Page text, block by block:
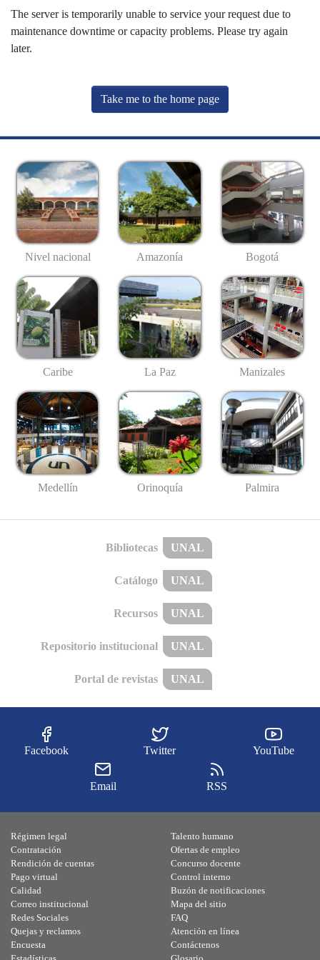
The server is temporarily unable to service your request due to
maintenance downtime or capacity problems. Please try again
later.
Take me to the home page
Nivel nacional Amazonía Bogotá
Caribe La Paz Manizales
Medellín Orinoquía Palmira
Bibliotecas UNAL
Catálogo UNAL
Recursos UNAL
Repositorio institucional UNAL
Portal de revistas UNAL
Facebook Twitter YouTube
Email RSS
Régimen legal
Contratación
Rendición de cuentas
Pago virtual
Calidad
Talento humano
Ofertas de empleo
Concurso docente
Control interno
Buzón de notificaciones
Correo institucional
Redes Sociales
Quejas y reclamos
Encuesta
Mapa del sitio
FAQ
Atención en línea
Contáctenos